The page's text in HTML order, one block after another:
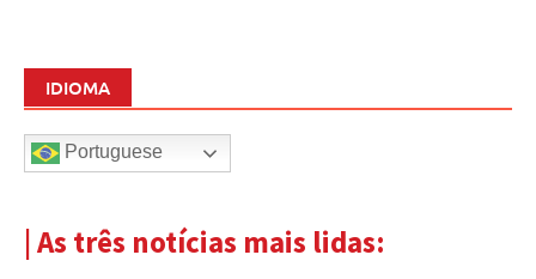
IDIOMA
Portuguese
| As três notícias mais lidas: